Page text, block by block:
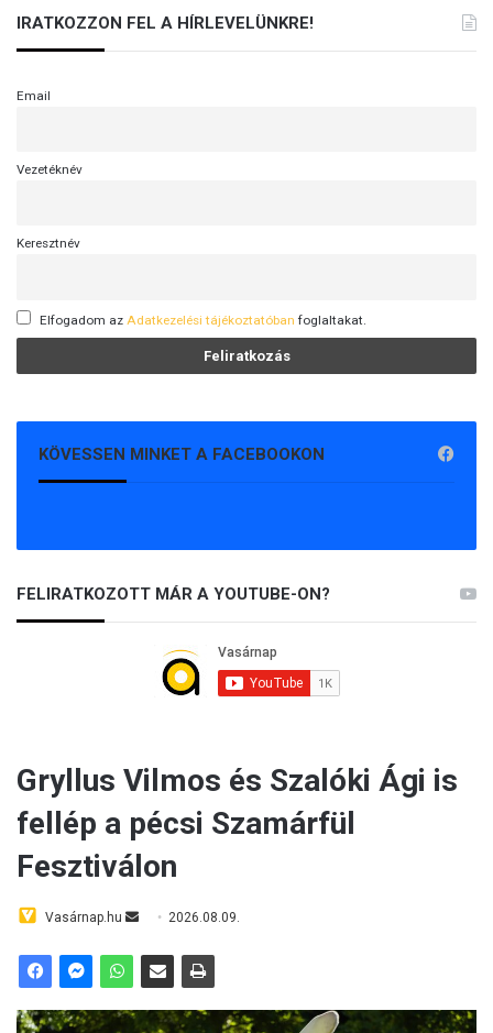
IRATKOZZON FEL A HÍRLEVELÜNKRE!
Email
Vezetéknév
Keresztnév
Elfogadom az Adatkezelési tájékoztatóban foglaltakat.
KÖVESSEN MINKET A FACEBOOKON
FELIRATKOZOTT MÁR A YOUTUBE-ON?